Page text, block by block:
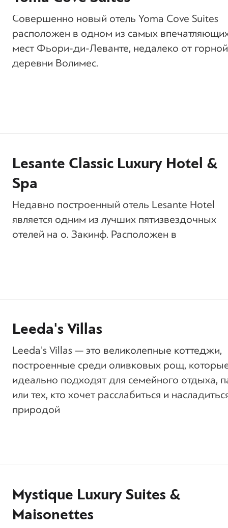
Совершенно новый отель Yoma Cove Suites
расположен в одном из самых
мест Фьори-ди-Леванте, недалеко от горной
деревни Волимес.
Lesante Classic Luxury Hotel &
Spa
Недавно построенный отель Lesante Hotel
является одним из лучших пятизвездочных
отелей на о. Закинф. Расположен в
Leeda's Villas
Leeda's Villas — это великолепные коттеджи,
построенные среди оливковых рощ,
идеально подходят для семейного отдыха,
или тех, кто хочет расслабиться и
природой
Mystique Luxury Suites &
Maisonettes